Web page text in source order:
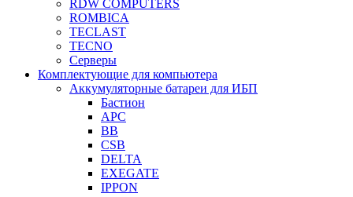
RDW COMPUTERS
ROMBICA
TECLAST
TECNO
Серверы
Комплектующие для компьютера
Аккумуляторные батареи для ИБП
Бастион
APC
BB
CSB
DELTA
EXEGATE
IPPON